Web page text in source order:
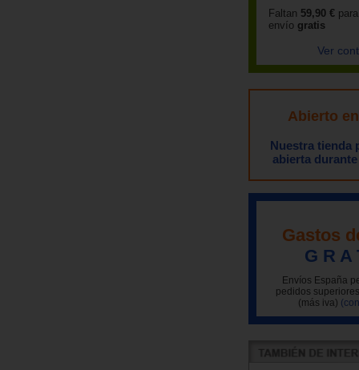
Faltan 59,90 €
envío gratis
Ver
Abierto
Nuestra tienda
abierta
Gastos
G R A
Envíos España
pedidos
(más iva)